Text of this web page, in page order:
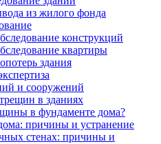
из жилого фонда
конструкций
квартиры
здания
и сооружений
в зданиях
в фундаменте дома?
причины и устранение
стенах: причины и